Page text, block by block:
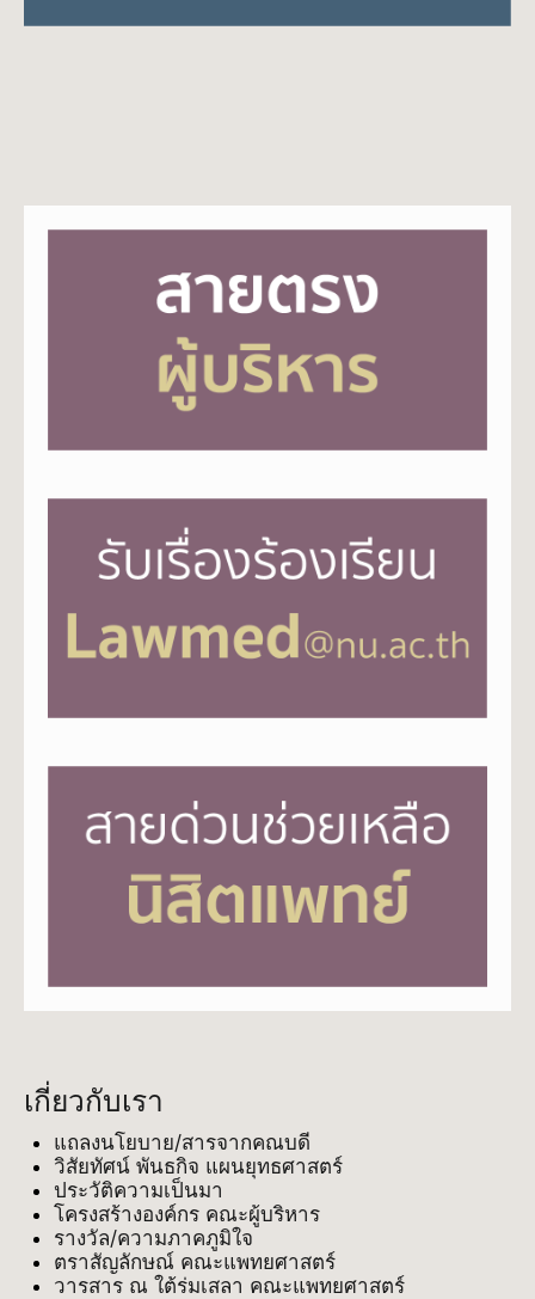
เกี่ยวกับเรา
แถลงนโยบาย/สารจากคณบดี
วิสัยทัศน์ พันธกิจ แผนยุทธศาสตร์
ประวัติความเป็นมา
โครงสร้างองค์กร คณะผู้บริหาร
รางวัล/ความภาคภูมิใจ
ตราสัญลักษณ์ คณะแพทยศาสตร์
วารสาร ณ ใต้ร่มเสลา คณะแพทยศาสตร์